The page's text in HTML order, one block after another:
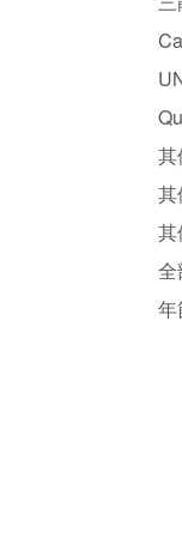
其
其
其
全
年